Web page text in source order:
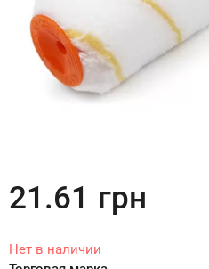
Нет в наличии
21.61 грн